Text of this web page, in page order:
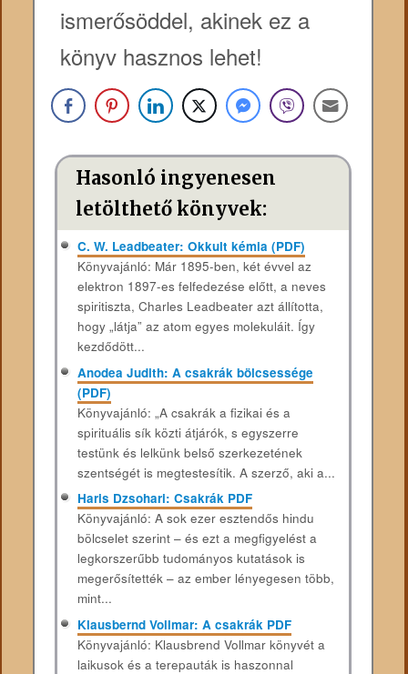
ismerősöddel, akinek ez a
könyv hasznos lehet!
Hasonló ingyenesen
letölthető könyvek:
C. W. Leadbeater: Okkult kémia (PDF)
Könyvajánló: Már 1895-ben, két évvel az
elektron 1897-es felfedezése előtt, a neves
spiritiszta, Charles Leadbeater azt állította,
hogy „látja” az atom egyes molekuláit. Így
kezdődött...
Anodea Judith: A csakrák bölcsessége
(PDF)
Könyvajánló: „A csakrák a fizikai és a
spirituális sík közti átjárók, s egyszerre
testünk és lelkünk belső szerkezetének
szentségét is megtestesítik. A szerző, aki a...
Haris Dzsohari: Csakrák PDF
Könyvajánló: A sok ezer esztendős hindu
bölcselet szerint – és ezt a megfigyelést a
legkorszerűbb tudományos kutatások is
megerősítették – az ember lényegesen több,
mint...
Klausbernd Vollmar: A csakrák PDF
Könyvajánló: Klausbrend Vollmar könyvét a
laikusok és a terepauták is haszonnal